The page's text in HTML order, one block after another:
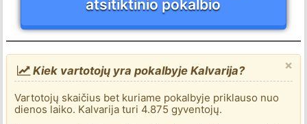
atsitiktinio pokalbio
×
Kiek vartotojų yra pokalbyje Kalvarija?
Vartotojų skaičius bet kuriame pokalbyje priklauso nuo
dienos laiko. Kalvarija turi 4.875 gyventojų.